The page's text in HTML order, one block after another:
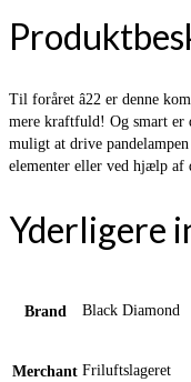
Til foråret â22 er denne
mere kraftfuld! Og smart er
muligt at drive
elementer eller ved hjælp af
Yderligere
Brand Black Diamond
Merchant Friluftslageret